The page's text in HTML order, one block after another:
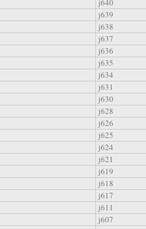
j640
j639
j638
j637
j636
j635
j634
j631
j630
j628
j626
j625
j624
j621
j619
j618
j617
j611
j607